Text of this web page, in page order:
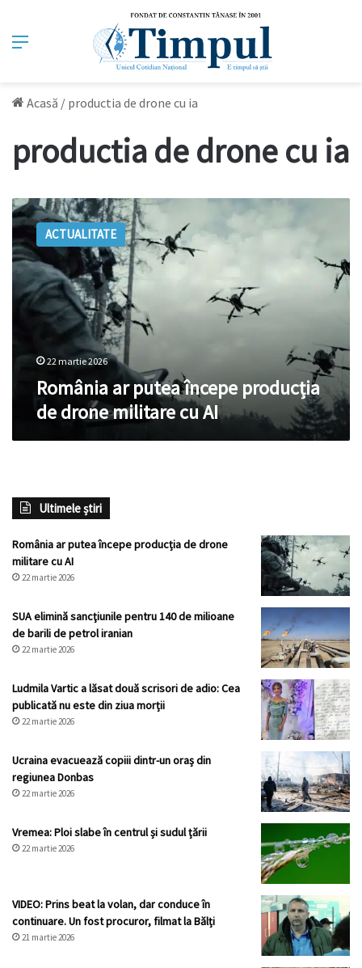
Meniu
Acasă / productia de drone cu ia
productia de drone cu ia
România
ar
putea
începe
producția
de
drone
militare
AI
ACTUALITATE
22 martie 2026
România ar putea începe producția
de drone militare cu AI
Ultimele știri
România ar putea începe producția de drone
militare cu AI
22 martie 2026
SUA elimină sancţiunile pentru 140 de milioane
de barili de petrol iranian
22 martie 2026
Ludmila Vartic a lăsat două scrisori de adio: Cea
publicată nu este din ziua morții
22 martie 2026
Ucraina evacuează copiii dintr-un oraș din
regiunea Donbas
22 martie 2026
Vremea: Ploi slabe în centrul și sudul țării
22 martie 2026
VIDEO: Prins beat la volan, dar conduce în
continuare. Un fost procuror, filmat la Bălți
21 martie 2026